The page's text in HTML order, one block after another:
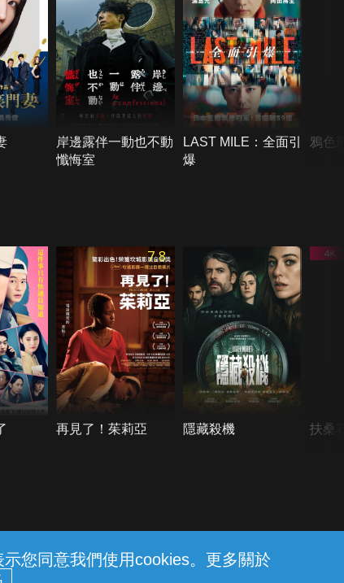
您同意我們使用cookies。更多關於
岸邊露伴一動也不動
懺悔室
LAST MILE：全面引
爆
鴉色
7.8
再見了！茱莉亞 隱藏殺機 扶桑